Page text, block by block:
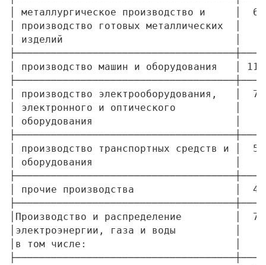
│ металлургическое производство и
│ производство готовых
│ изделий                             │
│ производство машин и оборудования   │
│ производство электрооборудования,   │
│ электронного и оптического
│ оборудования
│ производство транспортных средств и
│ оборудования
│ прочие производства                 │
│Производство и распределение         │
│электроэнергии, газа и воды
│в том числе:                         │